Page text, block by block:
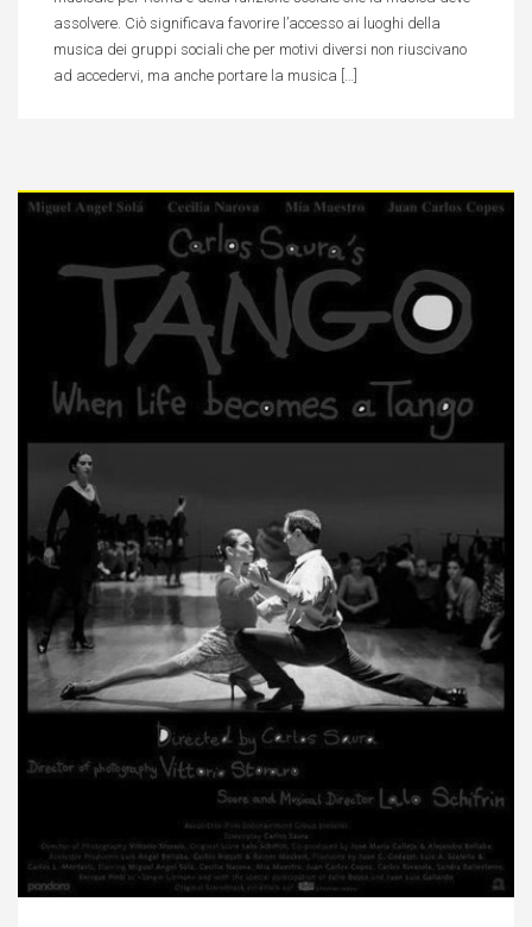
assolvere. Ciò significava favorire l’accesso ai luoghi della
musica dei gruppi sociali che per motivi diversi non riuscivano
ad accedervi, ma anche portare la musica […]